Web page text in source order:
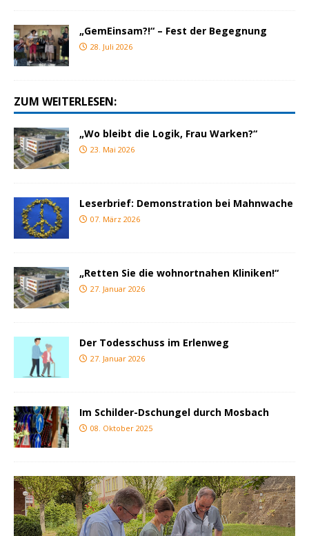
„GemEinsam?!“ – Fest der Begegnung
28. Juli 2026
ZUM WEITERLESEN:
„Wo bleibt die Logik, Frau Warken?“
23. Mai 2026
Leserbrief: Demonstration bei Mahnwache
07. März 2026
„Retten Sie die wohnortnahen Kliniken!“
27. Januar 2026
Der Todesschuss im Erlenweg
27. Januar 2026
Im Schilder-Dschungel durch Mosbach
08. Oktober 2025